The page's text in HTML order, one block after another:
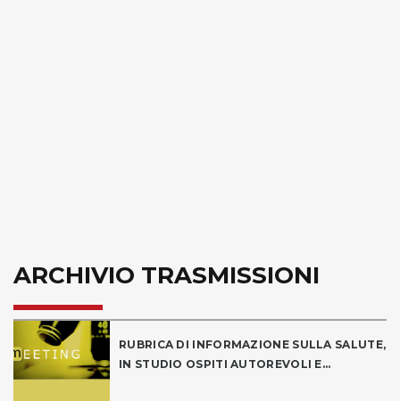
ARCHIVIO TRASMISSIONI
RUBRICA DI INFORMAZIONE SULLA SALUTE,
IN STUDIO OSPITI AUTOREVOLI E...